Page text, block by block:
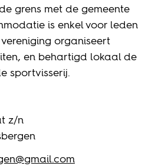
grens met de gemeente
is enkel voor leden
organiseert
en behartigd lokaal de
sportvisserij.
z/n
@gmail.com